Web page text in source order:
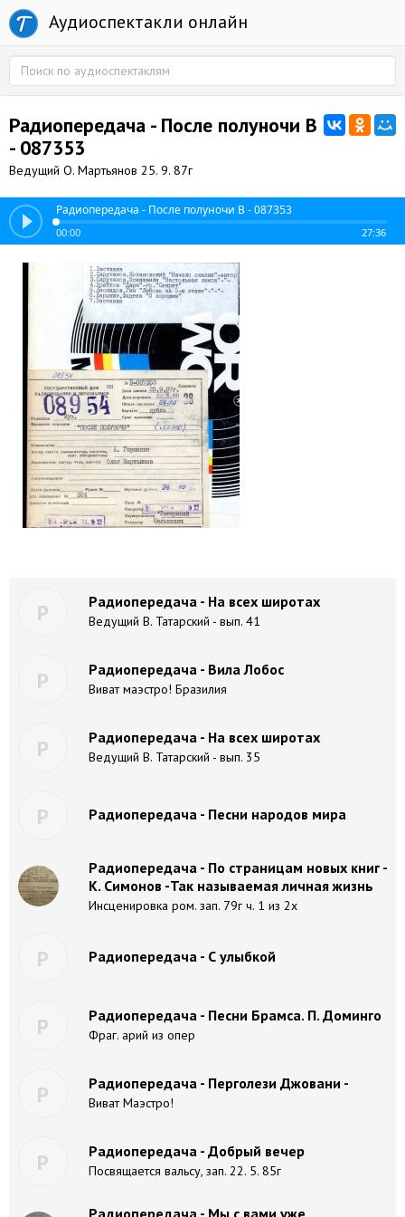
Аудиоспектакли онлайн
Радиопередача - После полуночи В
- 087353
Ведущий О. Мартьянов 25. 9. 87г
Радиопередача - После полуночи В - 087353
00:00 27:36
Р Радиопередача - На всех широтах
Ведущий В. Татарский - вып. 41
Р Радиопередача - Вила Лобос
Виват маэстро! Бразилия
Р Радиопередача - На всех широтах
Ведущий В. Татарский - вып. 35
Р Радиопередача - Песни народов мира
Радиопередача - По страницам новых книг -
К. Симонов -Так называемая личная жизнь
Инсценировка ром. зап. 79г ч. 1 из 2х
Р Радиопередача - С улыбкой
Р Радиопередача - Песни Брамса. П. Доминго
Фраг. арий из опер
Р Радиопередача - Перголези Джовани -
Виват Маэстро!
Р Радиопередача - Добрый вечер
Посвящается вальсу, зап. 22. 5. 85г
Радиопередача - Мы с вами уже